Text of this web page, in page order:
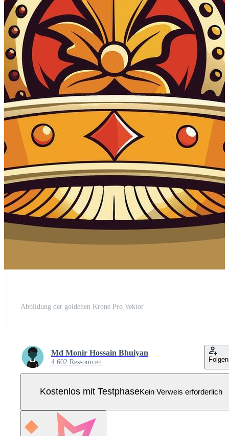
Abbildung der goldenen Krone Pro Vektor
Md Monir Hossain Bhuiyan
4.602 Ressourcen Folgen
Kostenlos mit TestphaseKein Verweis erforderlich